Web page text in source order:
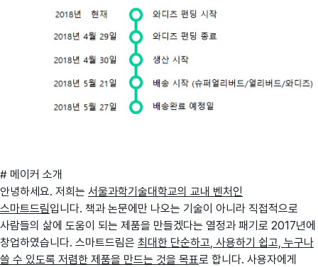
# 메이커 소개
안녕하세요. 저희는 서울과학기술대학교의 교내 벤처인
스마트드림입니다. 책과 논문에만 나오는 기술이 아니라 직접적으로
사람들의 삶에 도움이 되는 제품을 만들겠다는 열정과 패기로 2017년에
창업하였습니다. 스마트드림은 최대한 단순하고, 사용하기 쉽고, 누구나
쓸 수 있도록 저렴한 제품을 만드는 것을 목표로 합니다. 사용자에게